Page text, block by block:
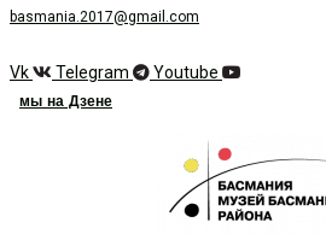
basmania.2017@gmail.com
Vk Telegram Youtube
мы на Дзене